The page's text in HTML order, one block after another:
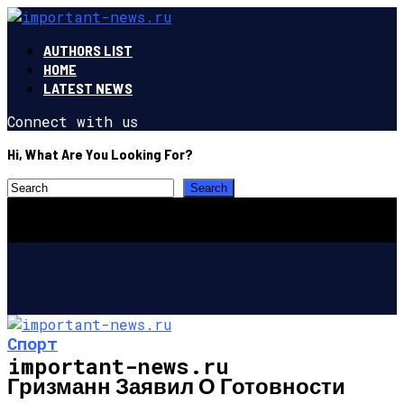
AUTHORS LIST
HOME
LATEST NEWS
Connect with us
Hi, What Are You Looking For?
important-news.ru
Спорт
Гризманн Заявил О Готовности